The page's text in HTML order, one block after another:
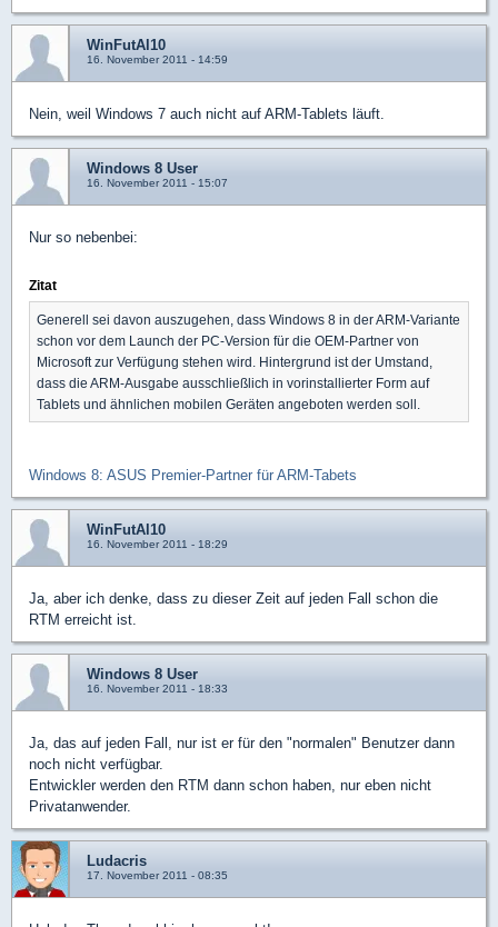
WinFutAl10
16. November 2011 - 14:59
Nein, weil Windows 7 auch nicht auf ARM-Tablets läuft.
Windows 8 User
16. November 2011 - 15:07
Nur so nebenbei:
Zitat
Generell sei davon auszugehen, dass Windows 8 in der ARM-Variante
schon vor dem Launch der PC-Version für die OEM-Partner von
Microsoft zur Verfügung stehen wird. Hintergrund ist der Umstand,
dass die ARM-Ausgabe ausschließlich in vorinstallierter Form auf
Tablets und ähnlichen mobilen Geräten angeboten werden soll.
Windows 8: ASUS Premier-Partner für ARM-Tabets
WinFutAl10
16. November 2011 - 18:29
Ja, aber ich denke, dass zu dieser Zeit auf jeden Fall schon die
RTM erreicht ist.
Windows 8 User
16. November 2011 - 18:33
Ja, das auf jeden Fall, nur ist er für den "normalen" Benutzer dann
noch nicht verfügbar.
Entwickler werden den RTM dann schon haben, nur eben nicht
Privatanwender.
Ludacris
17. November 2011 - 08:35